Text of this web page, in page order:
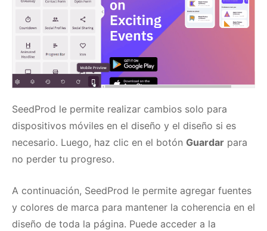
SeedProd le permite realizar cambios solo para
dispositivos móviles en el diseño y el diseño si es
necesario. Luego, haz clic en el botón Guardar para
no perder tu progreso.
A continuación, SeedProd le permite agregar fuentes
y colores de marca para mantener la coherencia en el
diseño de toda la página. Puede acceder a la